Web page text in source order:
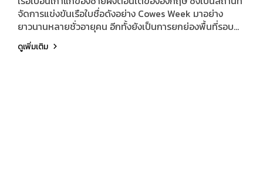
จัดการแข่งขันเรือใบชื่อดังอย่าง Cowes Week มาอย่าง
ยาวนานหลายชั่วอายุคน อีกทั้งยังเป็นการยกย่องพื้นที่รอบ
เมือง Goodwood ที่ตั้งของสำนักงานใหญ่ Rolls-Royce
Motor Cars และยังอยู่ไม่ไกลจากบ้านพักในอดีตของ Sir
ดูเพิ่มเติม